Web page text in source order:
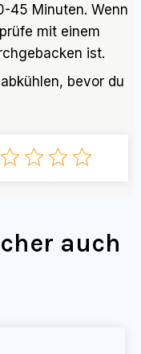
45 Minuten. Wenn
mit einem
ist.
bevor du
auch